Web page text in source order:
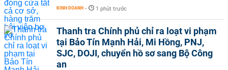
KINH DOANH - 1 phút trước
Thanh tra Chính phủ chỉ ra loạt vi phạm
tại Bảo Tín Mạnh Hải, Mi Hồng, PNJ,
SJC, DOJI, chuyển hồ sơ sang Bộ Công
an